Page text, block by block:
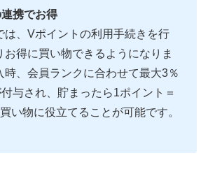
携でお得
は、Vポイントの利用手続きを行
お得に買い物できるようになりま
時、会員ランクに合わせて最大3％
与され、貯まったら1ポイント＝
い物に役立てることが可能です。